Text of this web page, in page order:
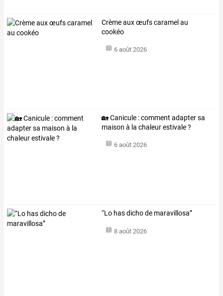
Crème aux œufs caramel au
cookéo
6 août 2026
🏡 Canicule : comment adapter sa
maison à la chaleur estivale ?
6 août 2026
“Lo has dicho de maravillosa”
8 août 2026